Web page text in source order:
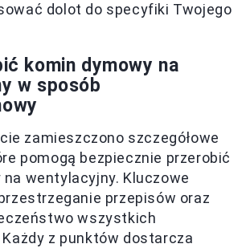
dolot do specyfiki Twojego
komin dymowy na
w sposób
zamieszczono szczegółowe
pomogą bezpiecznie przerobić
na wentylacyjny. Kluczowe
przepisów oraz
wszystkich
z punktów dostarcza